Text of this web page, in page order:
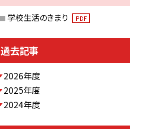
学校生活のきまり PDF
過去記事
2026年度
2025年度
2024年度